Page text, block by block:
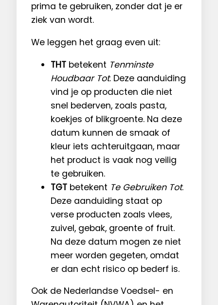
prima te gebruiken, zonder dat je er
ziek van wordt.
We leggen het graag even uit:
THT betekent Tenminste
Houdbaar Tot. Deze aanduiding
vind je op producten die niet
snel bederven, zoals pasta,
koekjes of blikgroente. Na deze
datum kunnen de smaak of
kleur iets achteruitgaan, maar
het product is vaak nog veilig
te gebruiken.
TGT betekent Te Gebruiken Tot.
Deze aanduiding staat op
verse producten zoals vlees,
zuivel, gebak, groente of fruit.
Na deze datum mogen ze niet
meer worden gegeten, omdat
er dan echt risico op bederf is.
Ook de Nederlandse Voedsel- en